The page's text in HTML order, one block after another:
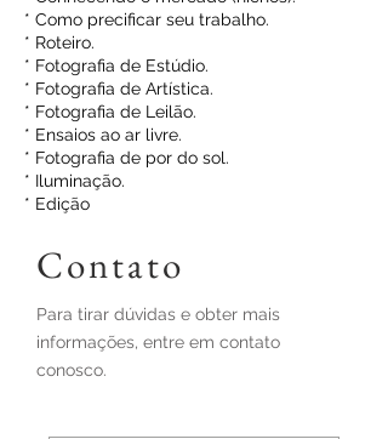
* Como precificar seu trabalho.
* Roteiro.
* Fotografia de Estúdio.
* Fotografia de Artística.
* Fotografia de Leilão.
* Ensaios ao ar livre.
* Fotografia de por do sol.
* Iluminação.
* Edição
Contato
Para tirar dúvidas e obter mais
informações, entre em contato
conosco.